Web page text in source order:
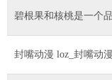
碧根果和核桃是一个
封嘴动漫 loz_封嘴动漫